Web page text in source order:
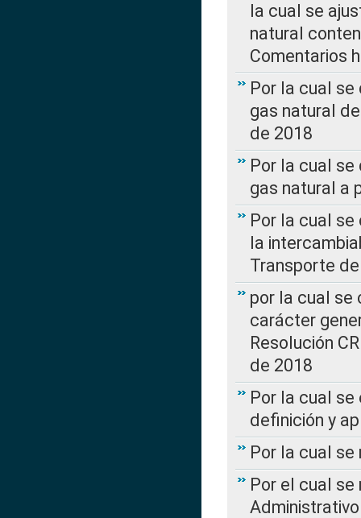
la cual se
natural
Comentarios
Por la cual
gas natural
de 2018
Por la cual
gas natural a
Por la cual
la
Transporte
por la cual se
carácter
Resolución
de 2018
Por la cual
definición y
Por la cual
Por el cual